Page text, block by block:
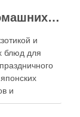
Как приготовить роллы в домашних условиях?
и
блюд для
и
сделать